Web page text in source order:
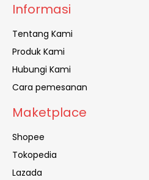
Informasi
Tentang Kami
Produk Kami
Hubungi Kami
Cara pemesanan
Maketplace
Shopee
Tokopedia
Lazada